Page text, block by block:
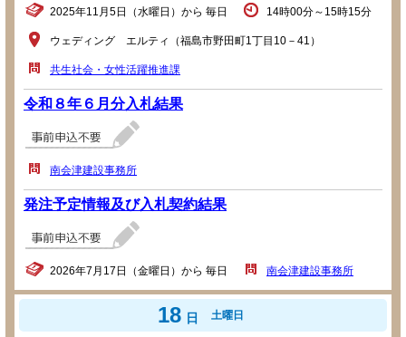
2025年11月5日（水曜日）から 毎日 14時00分～15時15分
ウェディング エルティ（福島市野田町1丁目10－41）
共生社会・女性活躍推進課
令和８年６月分入札結果
南会津建設事務所
発注予定情報及び入札契約結果
2026年7月17日（金曜日）から 毎日 南会津建設事務所
18 日 土曜日